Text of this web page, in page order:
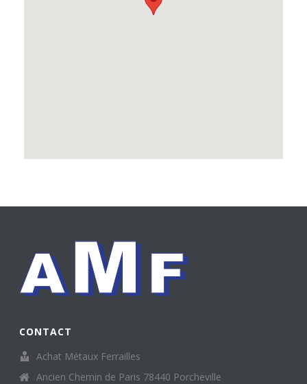
CONTACT
Achat Métaux Ferrailles
Ancien Chemin de Paris 78440 Porcheville